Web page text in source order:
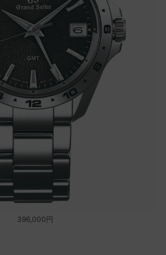
396,000円